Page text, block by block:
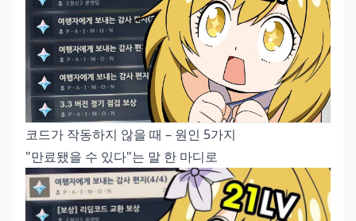
코드가 작동하지 않을 때 – 원인 5가지
"만료됐을 수 있다"는 말 한 마디로